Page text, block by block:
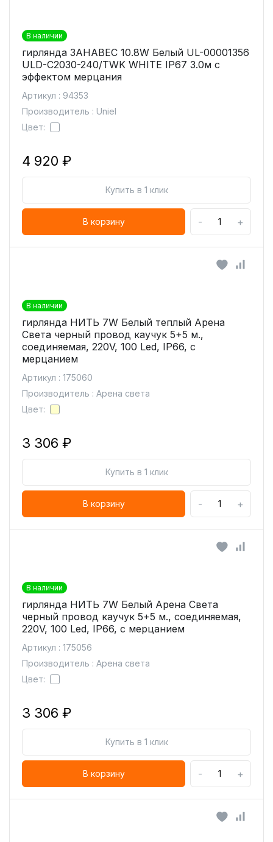
В наличии
гирлянда ЗАНАВЕС 10.8W Белый UL-00001356
ULD-C2030-240/TWK WHITE IP67 3.0м с
эффектом мерцания
Артикул : 94353
Производитель : Uniel
Цвет:
4 920 ₽
Купить в 1 клик
В корзину - +
В наличии
гирлянда НИТЬ 7W Белый теплый Арена
Света черный провод каучук 5+5 м.,
соединяемая, 220V, 100 Led, IP66, с
мерцанием
Артикул : 175060
Производитель : Арена света
Цвет:
3 306 ₽
Купить в 1 клик
В корзину - +
В наличии
гирлянда НИТЬ 7W Белый Арена Света
черный провод каучук 5+5 м., соединяемая,
220V, 100 Led, IP66, с мерцанием
Артикул : 175056
Производитель : Арена света
Цвет:
3 306 ₽
Купить в 1 клик
В корзину - +